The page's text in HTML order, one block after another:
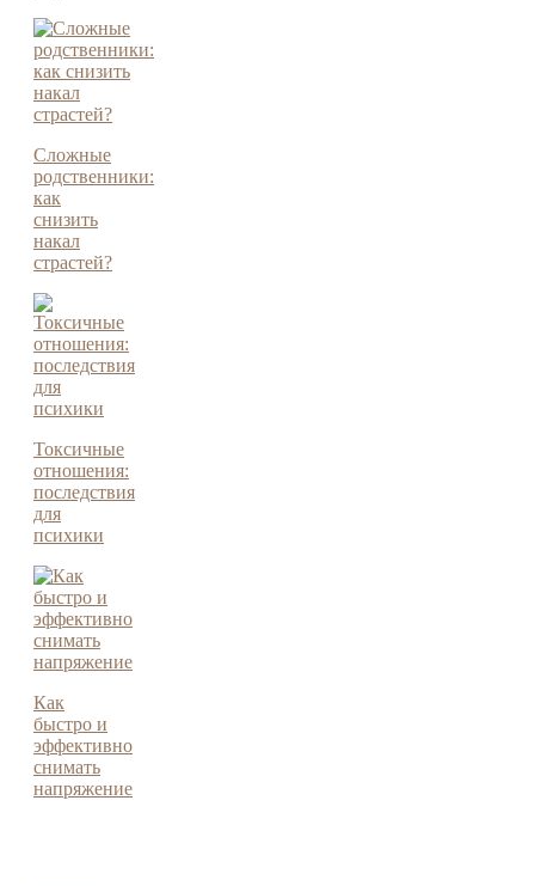
Сложные
родственники:
как
снизить
накал
страстей?
Токсичные
отношения:
последствия
для
психики
Как
быстро и
эффективно
снимать
напряжение